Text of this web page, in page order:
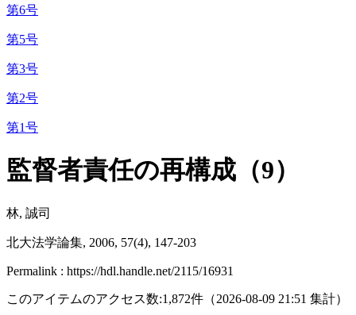
第6号
第5号
第3号
第2号
第1号
監督者責任の再構成（9）
林, 誠司
北大法学論集, 2006, 57(4), 147-203
Permalink : https://hdl.handle.net/2115/16931
このアイテムのアクセス数:1,872件 （2026-08-09 21:51 集計）